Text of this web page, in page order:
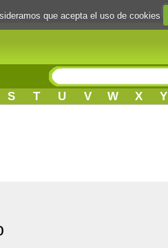
S T U V W X Y
que acepta el uso de cookies